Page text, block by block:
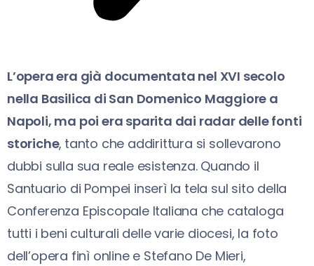
L’opera era già documentata nel XVI secolo
nella Basilica di San Domenico Maggiore a
Napoli, ma poi era sparita dai radar delle fonti
storiche, tanto che addirittura si sollevarono
dubbi sulla sua reale esistenza. Quando il
Santuario di Pompei inserì la tela sul sito della
Conferenza Episcopale Italiana che cataloga
tutti i beni culturali delle varie diocesi, la foto
dell’opera finì online e Stefano De Mieri,